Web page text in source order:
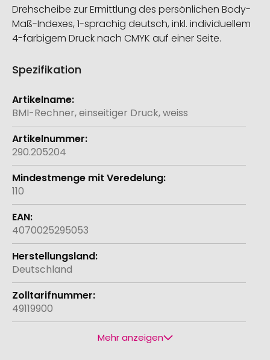
Drehscheibe zur Ermittlung des persönlichen Body-
Maß-Indexes, 1-sprachig deutsch, inkl. individuellem
4-farbigem Druck nach CMYK auf einer Seite.
Spezifikation
Weitere
Informationen
BMI-Rechner, einseitiger Druck, weiss
290.205204
110
4070025295053
Deutschland
49119900
Mehr anzeigen